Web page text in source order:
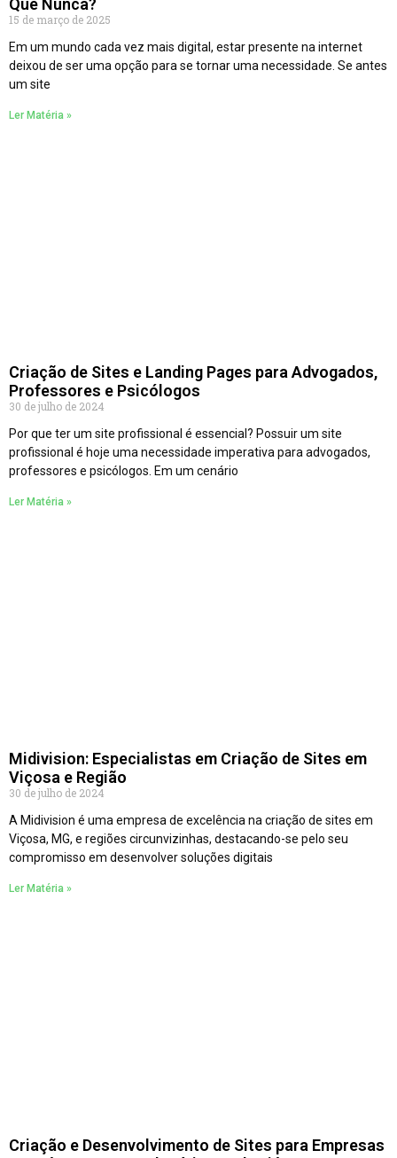
Que Nunca?
15 de março de 2025
Em um mundo cada vez mais digital, estar presente na internet
deixou de ser uma opção para se tornar uma necessidade. Se antes
um site
Ler Matéria »
Criação de Sites e Landing Pages para Advogados,
Professores e Psicólogos
30 de julho de 2024
Por que ter um site profissional é essencial? Possuir um site
profissional é hoje uma necessidade imperativa para advogados,
professores e psicólogos. Em um cenário
Ler Matéria »
Midivision: Especialistas em Criação de Sites em
Viçosa e Região
30 de julho de 2024
A Midivision é uma empresa de excelência na criação de sites em
Viçosa, MG, e regiões circunvizinhas, destacando-se pelo seu
compromisso em desenvolver soluções digitais
Ler Matéria »
Criação e Desenvolvimento de Sites para Empresas